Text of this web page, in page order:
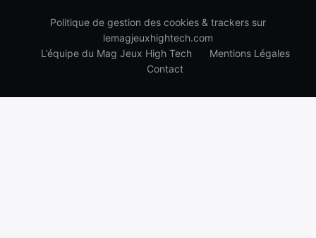
Politique de gestion des cookies & trackers sur
lemagjeuxhightech.com
L’équipe du Mag Jeux High Tech
Mentions Légales
Contact